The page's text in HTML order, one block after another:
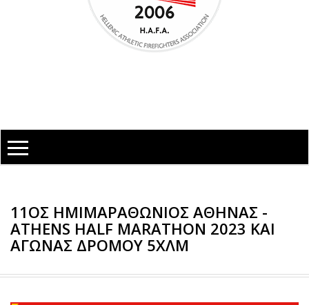
11ΟΣ ΗΜΙΜΑΡΑΘΏΝΙΟΣ ΑΘΉΝΑΣ -
ATHENS HALF MARATHON 2023 ΚΑΙ
ΑΓΏΝΑΣ ΔΡΌΜΟΥ 5ΧΛΜ